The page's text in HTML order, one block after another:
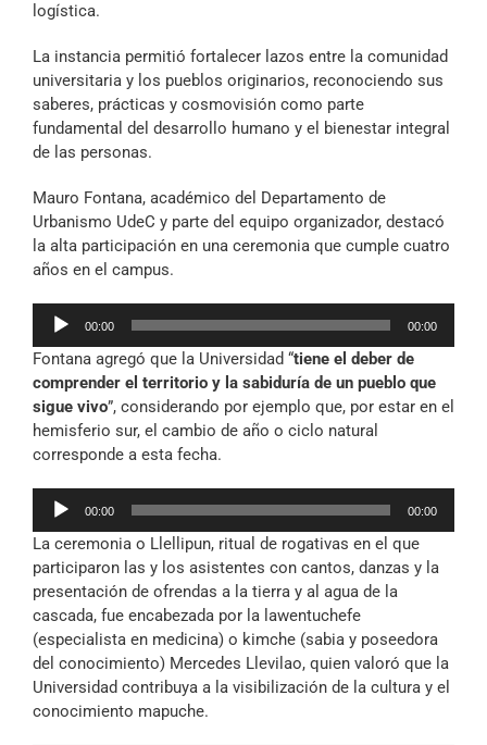
logística.
La instancia permitió fortalecer lazos entre la comunidad
universitaria y los pueblos originarios, reconociendo sus
saberes, prácticas y cosmovisión como parte
fundamental del desarrollo humano y el bienestar integral
de las personas.
Mauro Fontana, académico del Departamento de
Urbanismo UdeC y parte del equipo organizador, destacó
la alta participación en una ceremonia que cumple cuatro
años en el campus.
Reproductor
audio
00:00 00:00
Fontana agregó que la Universidad “tiene el deber de
comprender el territorio y la sabiduría de un pueblo que
sigue vivo”, considerando por ejemplo que, por estar en el
hemisferio sur, el cambio de año o ciclo natural
corresponde a esta fecha.
Reproductor
audio
00:00 00:00
La ceremonia o Llellipun, ritual de rogativas en el que
participaron las y los asistentes con cantos, danzas y la
presentación de ofrendas a la tierra y al agua de la
cascada, fue encabezada por la lawentuchefe
(especialista en medicina) o kimche (sabia y poseedora
del conocimiento) Mercedes Llevilao, quien valoró que la
Universidad contribuya a la visibilización de la cultura y el
conocimiento mapuche.